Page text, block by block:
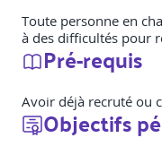
Toute personne en
à des difficultés pour
Pré-requis
Avoir déjà recruté ou
Objectifs